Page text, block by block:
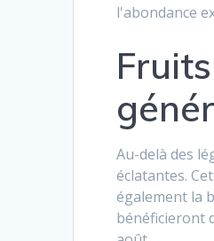
l'abondance
Au-delà des
éclatantes.
également la
bénéficieront